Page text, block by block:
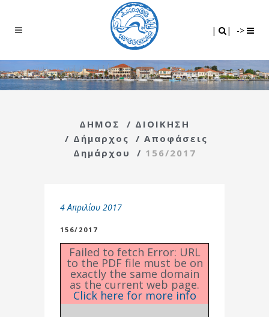
| | ->
ΔΗΜΟΣ / ΔΙΟΙΚΗΣΗ
/ Δήμαρχος / Αποφάσεις
Δημάρχου
/ 156/2017
4 Απριλίου 2017
156/2017
Failed to fetch Error: URL
to the PDF file must be on
exactly the same domain
as the current web page.
Click here for more info